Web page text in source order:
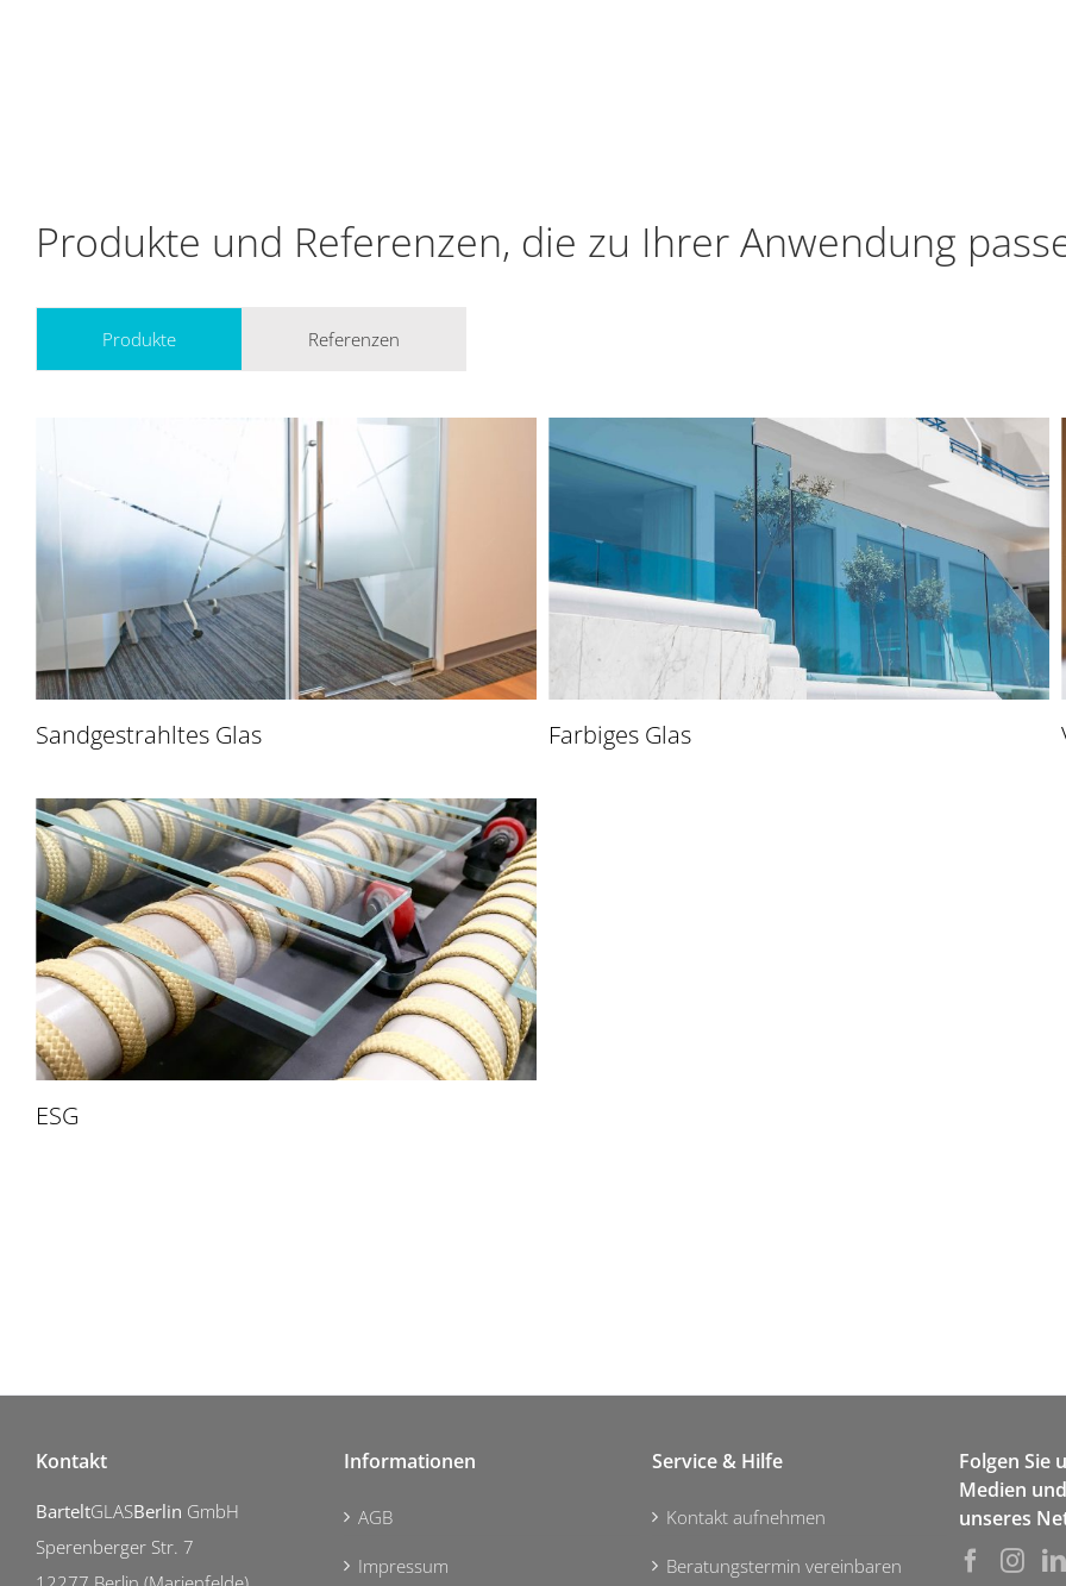
Produkte und Referenzen, die zu Ihrer Anwendung
Produkte Referenzen
Sandgestrahltes Glas Farbiges Glas
ESG
Kontakt
BarteltGLASBerlin GmbH
Sperenberger Str. 7
Informationen
AGB
Impressum
Service & Hilfe
Kontakt aufnehmen
Beratungstermin vereinbaren
Folgen Sie
Medien
unseres